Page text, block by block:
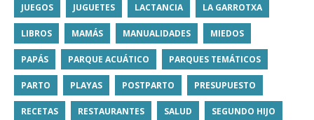
JUEGOS JUGUETES LACTANCIA LA GARROTXA
LIBROS MAMÁS MANUALIDADES MIEDOS
PAPÁS PARQUE ACUÁTICO PARQUES TEMÁTICOS
PARTO PLAYAS POSTPARTO PRESUPUESTO
RECETAS RESTAURANTES SALUD SEGUNDO HIJO